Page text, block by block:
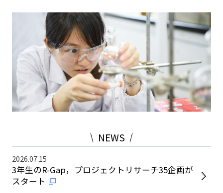
受験生の皆さんへ
NEWS
2026.07.15
3年生のR-Gap，プロジェクトリサーチ35企画が
スタート